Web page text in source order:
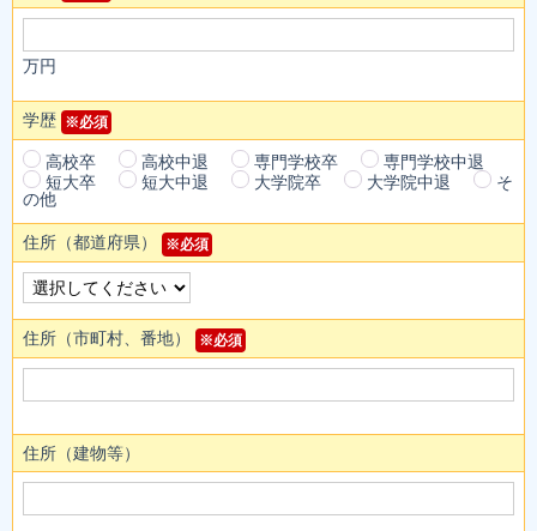
万円
学歴 ※必須
高校卒 高校中退 専門学校卒
専門学校中退
短大卒
短大中退 大学院卒 大学院中退
そ
の他
住所（都道府県） ※必須
住所（市町村、番地） ※必須
住所（建物等）